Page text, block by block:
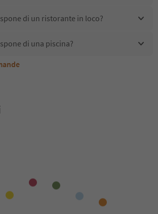
di un ristorante in loco?
di una piscina?
animali domestici?
sono disponibili presso Hotel
ricevono l'Alto Adige Guest